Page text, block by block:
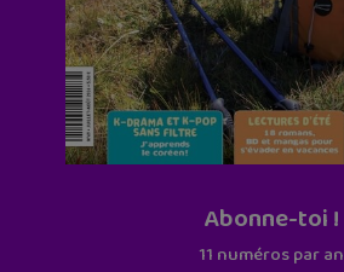
Abonne-toi !
11 numéros par an